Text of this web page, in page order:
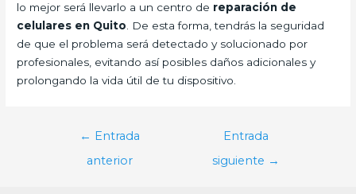
lo mejor será llevarlo a un centro de reparación de
celulares en Quito . De esta forma, tendrás la seguridad
de que el problema será detectado y solucionado por
profesionales, evitando así posibles daños adicionales y
prolongando la vida útil de tu dispositivo.
Navegación
entradas
← Entrada
anterior
Entrada
siguiente →